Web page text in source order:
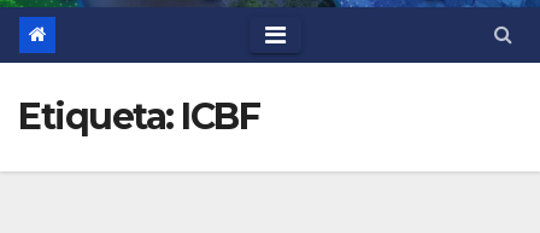
Etiqueta: ICBF